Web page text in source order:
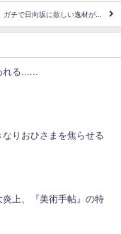
ガチで日向坂に欲しい逸材が...
る......
なりおひさまを焦らせる
上、『美術手帖』の特